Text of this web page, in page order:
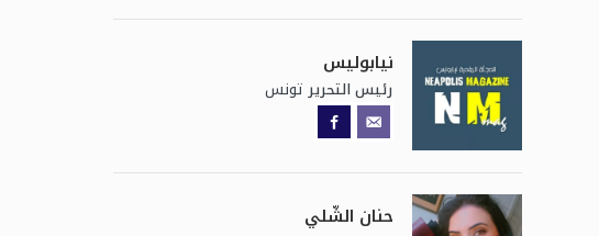
نيابوليس
رئيس التحرير تونس
حنان الشّلي